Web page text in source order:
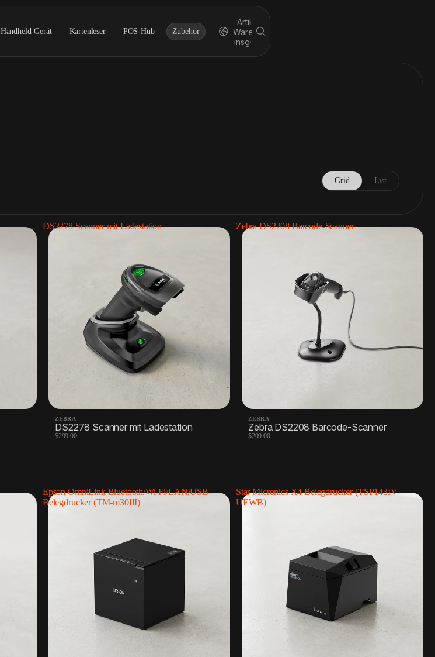
Handheld-Gerät Kartenleser POS-Hub Zubehör
Artikel im
Warenkorb
insgesamt:
Etikettendrucker
4 Produkte
Barcode-Etiketten
2 Produkte
Grid List
DS2278 Scanner mit Ladestation
ZEBRA
DS2278 Scanner mit Ladestation
$299.00
Zebra DS2208 Barcode-Scanner
ZEBRA
Zebra DS2208 Barcode-Scanner
$209.00
Epson OmniLink Bluetooth/Wi-Fi/LAN/USB-
Belegdrucker (TM-m30III)
Star Micronics X4 Belegdrucker (TSP143IV-
UEWB)